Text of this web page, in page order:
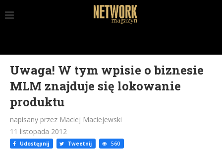
Uwaga! W tym wpisie o biznesie
MLM znajduje się lokowanie
produktu
napisany przez Maciej Maciejewski
11 listopada 2012
Udostępnij Tweetnij 560